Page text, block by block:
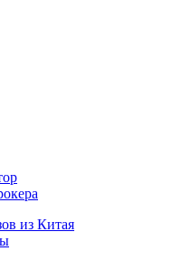
из Китая